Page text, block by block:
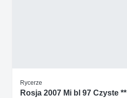
Rycerze
Rosja 2007 Mi bl 97 Czyste **